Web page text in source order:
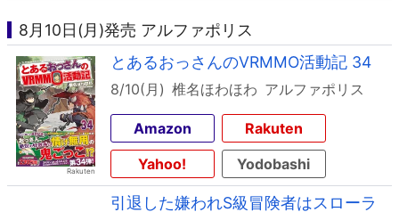
8月10日(月)発売 アルファポリス
とあるおっさんのVRMMO活動記 34
8/10(月) 椎名ほわほわ アルファポリス
Amazon
Rakuten
Yahoo!
Yodobashi
引退した嫌われS級冒険者はスローラ